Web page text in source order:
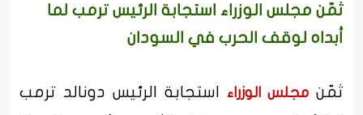
ثمّن مجلس الوزراء استجابة الرئيس ترمب لما
أبداه لوقف الحرب في السودان
ثمّن مجلس الوزراء استجابة الرئيس دونالد ترمب